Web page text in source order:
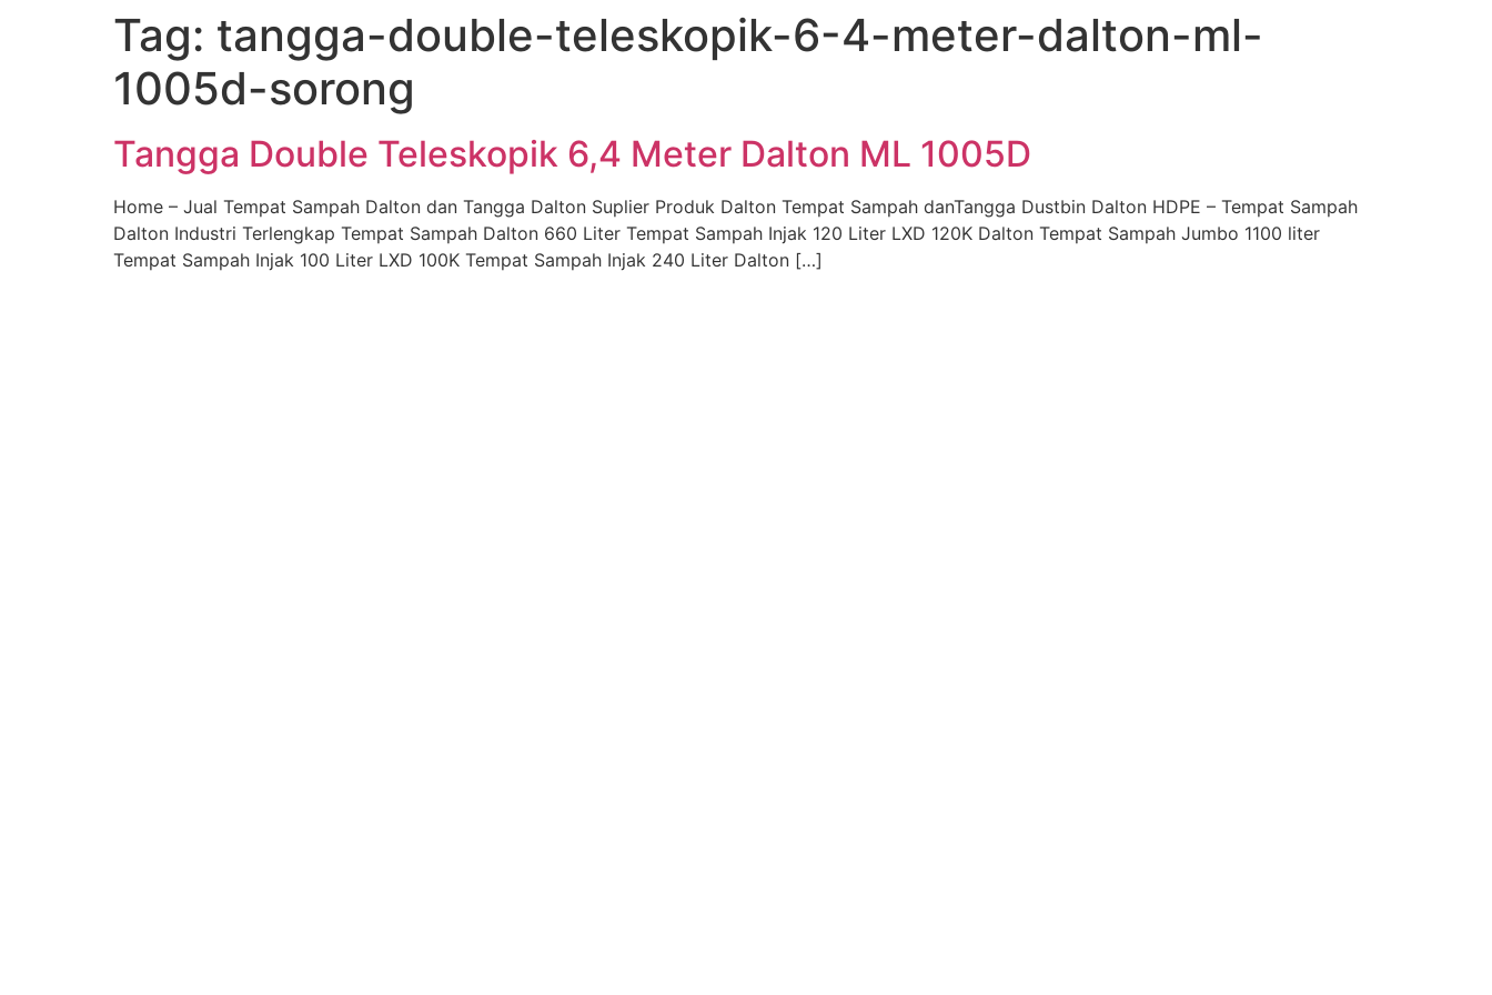
Tag: tangga-double-teleskopik-6-4-meter-dalton-ml-
1005d-sorong
Tangga Double Teleskopik 6,4 Meter Dalton ML 1005D
Home – Jual Tempat Sampah Dalton dan Tangga Dalton Suplier Produk Dalton Tempat Sampah danTangga Dustbin Dalton HDPE – Tempat Sampah
Dalton Industri Terlengkap Tempat Sampah Dalton 660 Liter Tempat Sampah Injak 120 Liter LXD 120K Dalton Tempat Sampah Jumbo 1100 liter
Tempat Sampah Injak 100 Liter LXD 100K Tempat Sampah Injak 240 Liter Dalton […]